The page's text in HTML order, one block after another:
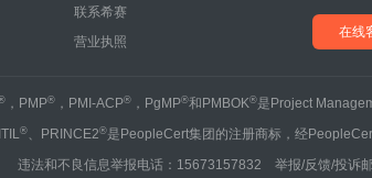
联系希赛
营业执照
在线
，PMP®，PMI-ACP®，PgMP®和PMBOK®是Project
ITIL®、PRINCE2®是PeopleCert集团的注册商标，经
违法和不良信息举报电话：15673157832 举报/反馈/投诉